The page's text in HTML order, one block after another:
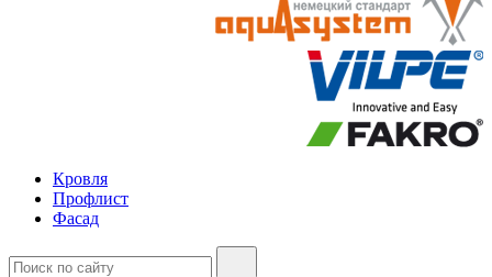
Кровля
Профлист
Фасад